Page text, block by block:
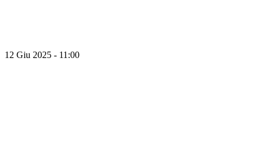
12 Giu 2025 - 11:00